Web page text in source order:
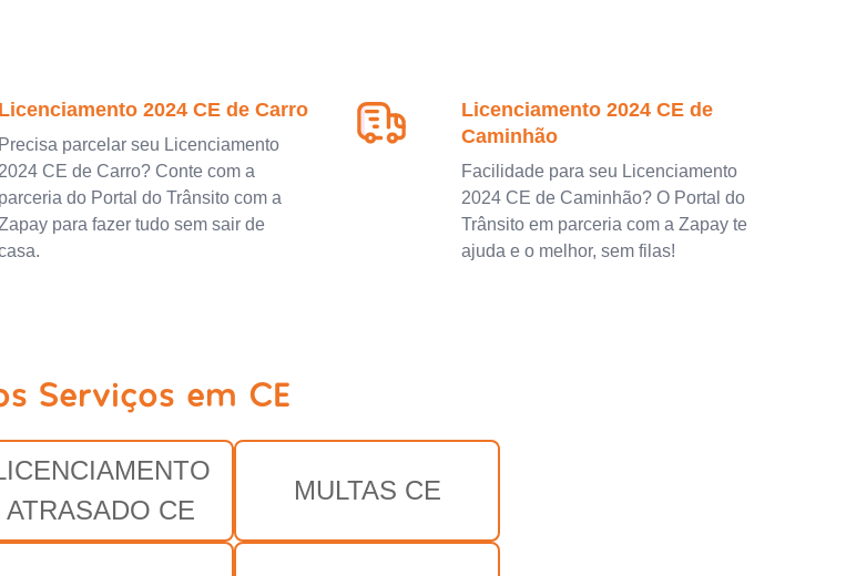
Licenciamento 2024 CE de Carro
Precisa parcelar seu Licenciamento
2024 CE de Carro? Conte com a
parceria do Portal do Trânsito com a
para fazer tudo sem sair de
Licenciamento 2024 CE de
Caminhão
Facilidade para seu Licenciamento
2024 CE de Caminhão? O Portal do
Trânsito em parceria com a Zapay te
ajuda e o melhor, sem filas!
Serviços em CE
ATRASADO CE
MULTAS CE